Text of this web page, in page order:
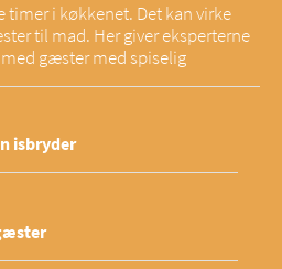
i køkkenet. Det kan virke
til mad. Her giver eksperterne
gæster med spiselig
isbryder